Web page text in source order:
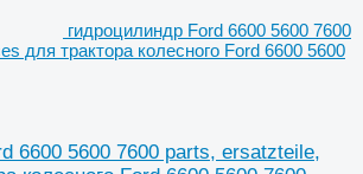
гидроцилиндр Ford 6600 5600 7600
для трактора колесного Ford 6600 5600
6600 5600 7600 parts, ersatzteile,